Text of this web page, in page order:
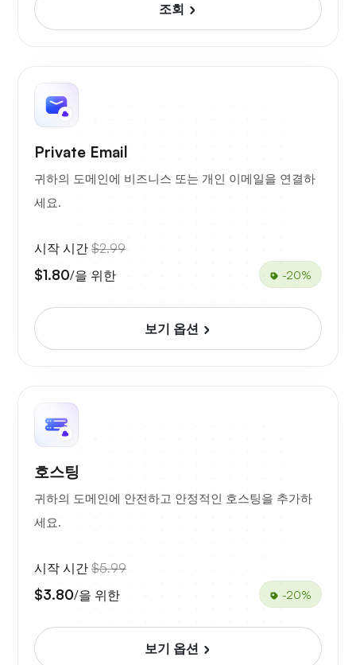
조회
Private Email
귀하의 도메인에 비즈니스 또는 개인 이메일을 연결하
세요.
시작 시간 $2.99
$1.80/을 위한 -20%
보기 옵션
호스팅
귀하의 도메인에 안전하고 안정적인 호스팅을 추가하
세요.
시작 시간 $5.99
$3.80/을 위한 -20%
보기 옵션